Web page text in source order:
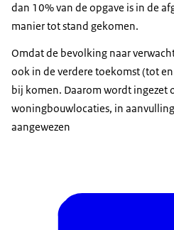
dan 10% van de opgave is in de
manier tot stand gekomen.
Omdat de bevolking naar
ook in de verdere toekomst (tot
bij komen. Daarom wordt ingezet
woningbouwlocaties, in
aangewezen